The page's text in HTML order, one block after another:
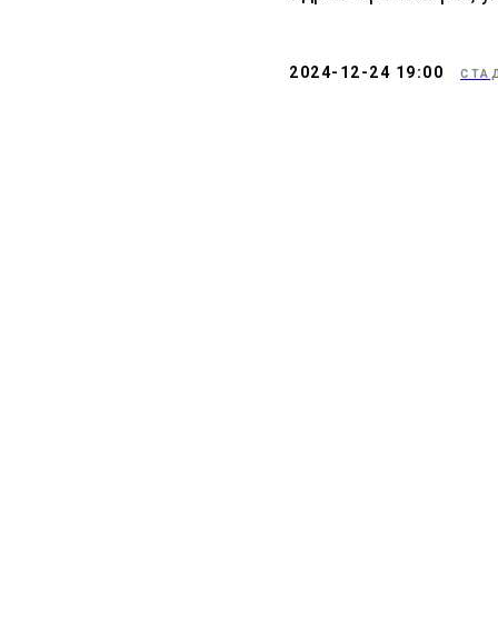
2024-12-24 19:00